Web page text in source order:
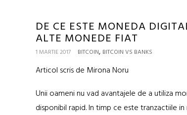
DE CE ESTE MONEDA
ALTE MONEDE FIAT
1 MARTIE 2017 BITCOIN, BITCOIN VS BANKS
Articol scris de Mirona Noru
Unii oameni nu vad avantajele de a utiliza
disponibil rapid. In timp ce este tranzactiile